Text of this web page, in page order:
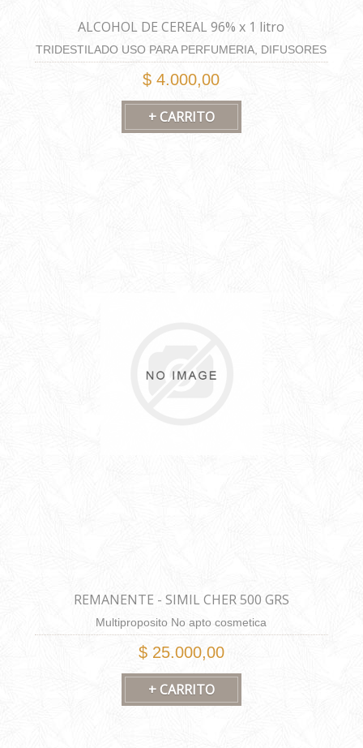
ALCOHOL DE CEREAL 96% x 1 litro
TRIDESTILADO USO PARA PERFUMERIA, DIFUSORES
Y HOME SPRAY
$ 4.000,00
REMANENTE - SIMIL CHER 500 GRS
Multiproposito No apto cosmetica
$ 25.000,00